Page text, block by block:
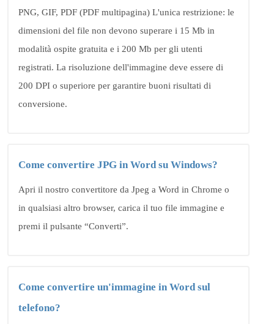
PNG, GIF, PDF (PDF multipagina) L'unica restrizione: le
dimensioni del file non devono superare i 15 Mb in
modalità ospite gratuita e i 200 Mb per gli utenti
registrati. La risoluzione dell'immagine deve essere di
200 DPI o superiore per garantire buoni risultati di
conversione.
Come convertire JPG in Word su Windows?
Apri il nostro convertitore da Jpeg a Word in Chrome o
in qualsiasi altro browser, carica il tuo file immagine e
premi il pulsante “Converti”.
Come convertire un'immagine in Word sul
telefono?